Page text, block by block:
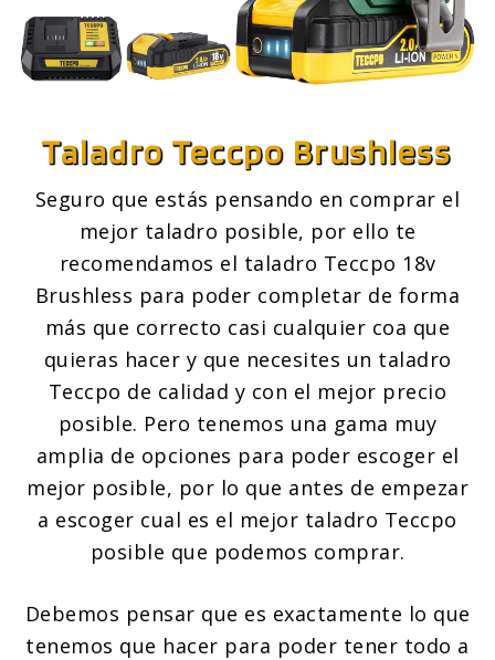
Taladro Teccpo Brushless
Seguro que estás pensando en comprar el
mejor taladro posible, por ello te
recomendamos el taladro Teccpo 18v
Brushless para poder completar de forma
más que correcto casi cualquier coa que
quieras hacer y que necesites un taladro
Teccpo de calidad y con el mejor precio
posible. Pero tenemos una gama muy
amplia de opciones para poder escoger el
mejor posible, por lo que antes de empezar
a escoger cual es el mejor taladro Teccpo
posible que podemos comprar.
Debemos pensar que es exactamente lo que
tenemos que hacer para poder tener todo a